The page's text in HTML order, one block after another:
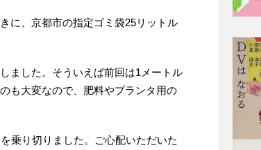
に、京都市の指定ゴミ袋25リットル
ました。そういえば前回は1メートル
も大変なので、肥料やプランタ用の
乗り切りました。ご心配いただいた